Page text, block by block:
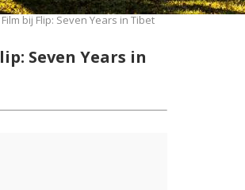
Film bij Flip: Seven Years in Tibet
Seven Years in